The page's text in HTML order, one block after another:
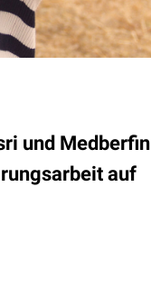
und Medberfin
auf